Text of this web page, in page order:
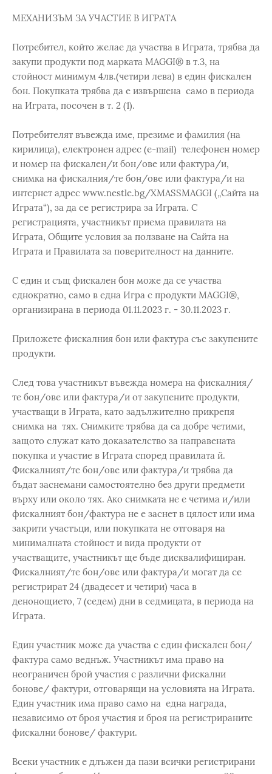
МЕХАНИЗЪМ ЗА УЧАСТИЕ В ИГРАТА
Потребител, който желае да участва в Играта, трябва да
закупи продукти под марката MAGGI® в т.3, на
стойност минимум 4лв.(четири лева) в един фискален
бон. Покупката трябва да е извършена само в периода
на Играта, посочен в т. 2 (1).
Потребителят въвежда име, презиме и фамилия (на
кирилица), електронен адрес (e-mail) телефонен номер
и номер на фискален/и бон/ове или фактура/и,
снимка на фискалния/те бон/ове или фактура/и на
интернет адрес www.nestle.bg/XMASSMAGGI („Сайта на
Играта“), за да се регистрира за Играта. С
регистрацията, участникът приема правилата на
Играта, Общите условия за ползване на Сайта на
Играта и Правилата за поверителност на данните.
С един и същ фискален бон може да се участва
еднократно, само в една Игра с продукти MAGGI®,
организирана в периода 01.11.2023 г. - 30.11.2023 г.
Приложете фискалния бон или фактура със закупените
продукти.
След това участникът въвежда номера на фискалния/
те бон/ове или фактура/и от закупените продукти,
участващи в Играта, като задължително прикрепя
снимка на тях. Снимките трябва да са добре четими,
защото служат като доказателство за направената
покупка и участие в Играта според правилата й.
Фискалният/те бон/ове или фактура/и трябва да
бъдат заснемани самостоятелно без други предмети
върху или около тях. Ако снимката не е четима и/или
фискалният бон/фактура не е заснет в цялост или има
закрити участъци, или покупката не отговаря на
минималната стойност и вида продукти от
участващите, участникът ще бъде дисквалифициран.
Фискалният/те бон/ове или фактура/и могат да се
регистрират 24 (двадесет и четири) часа в
денонощието, 7 (седем) дни в седмицата, в периода на
Играта.
Един участник може да участва с един фискален бон/
фактура само веднъж. Участникът има право на
неограничен брой участия с различни фискални
бонове/ фактури, отговарящи на условията на Играта.
Един участник има право само на една награда,
независимо от броя участия и броя на регистрираните
фискални бонове/ фактури.
Всеки участник е длъжен да пази всички регистрирани